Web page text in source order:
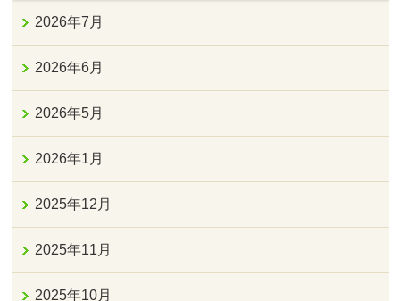
2026年7月
2026年6月
2026年5月
2026年1月
2025年12月
2025年11月
2025年10月